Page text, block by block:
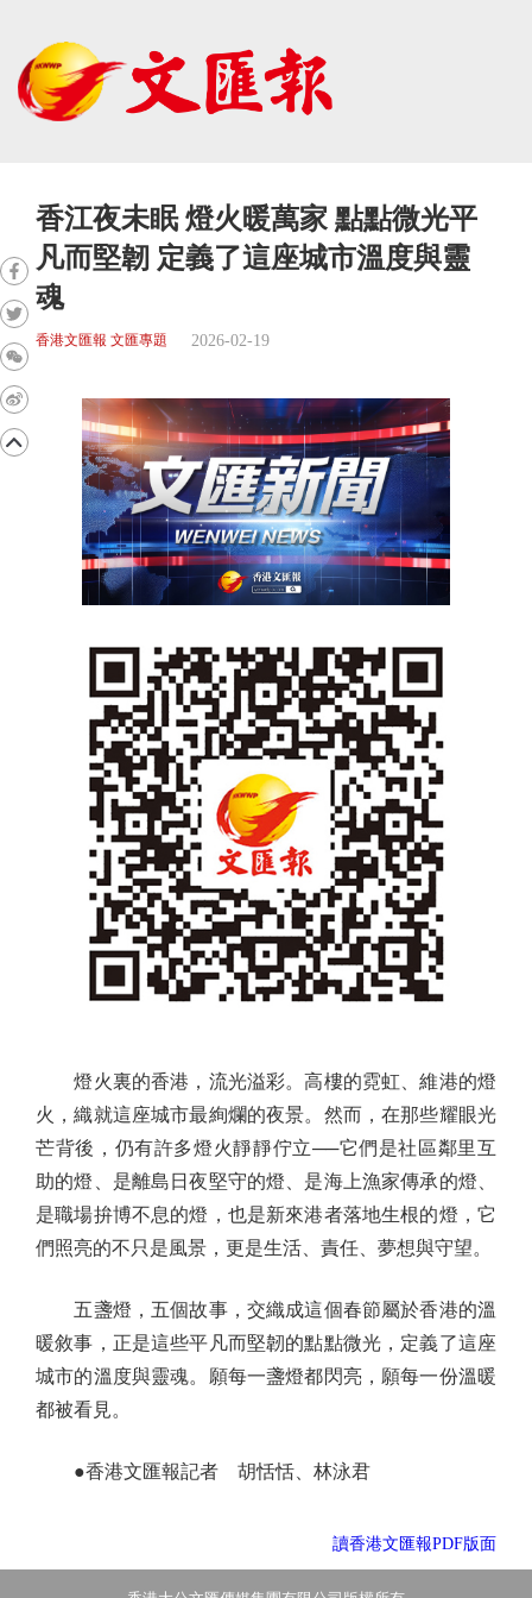
香江夜未眠 燈火暖萬家 點點微光平
凡而堅韌 定義了這座城市溫度與靈
魂
香港文匯報 文匯專題 2026-02-19
燈火裏的香港，流光溢彩。高樓的霓虹、維港的燈
火，織就這座城市最絢爛的夜景。然而，在那些耀眼光
芒背後，仍有許多燈火靜靜佇立──它們是社區鄰里互
助的燈、是離島日夜堅守的燈、是海上漁家傳承的燈、
是職場拚博不息的燈，也是新來港者落地生根的燈，它
們照亮的不只是風景，更是生活、責任、夢想與守望。
五盞燈，五個故事，交織成這個春節屬於香港的溫
暖敘事，正是這些平凡而堅韌的點點微光，定義了這座
城市的溫度與靈魂。願每一盞燈都閃亮，願每一份溫暖
都被看見。
●香港文匯報記者 胡恬恬、林泳君
讀香港文匯報PDF版面